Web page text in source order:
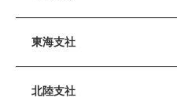
東海支社
北陸支社